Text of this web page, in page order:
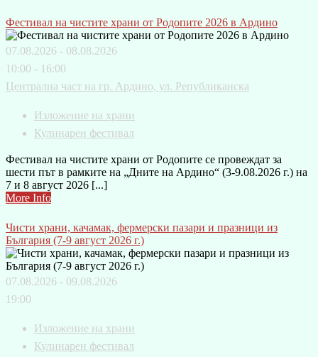
Фестивал на чистите храни от Родопите 2026 в Ардино
07.08.2026 - 08.08.2026
10:00 - 16:00
Централна част на гр. Ардино, ул. Републиканска
Изложение на храни
Кулинарен фестивал
Фестивал на чистите храни от Родопите се провеждат за
шести път в рамките на „Дните на Ардино“ (3-9.08.2026 г.) на
7 и 8 август 2026 [...]
More Info
Чисти храни, качамак, фермерски пазари и празници из
България (7-9 август 2026 г.)
07.08.2026 - 09.08.2026
19:00
Изложение на храни
Кулинарен фестивал